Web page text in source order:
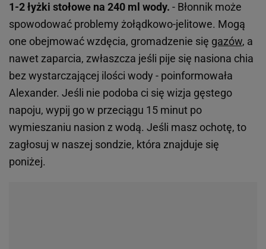
1-2 łyżki stołowe na 240 ml wody. - Błonnik może
spowodować problemy żołądkowo-jelitowe. Mogą
one obejmować wzdęcia, gromadzenie się gazów, a
nawet zaparcia, zwłaszcza jeśli pije się nasiona chia
bez wystarczającej ilości wody - poinformowała
Alexander. Jeśli nie podoba ci się wizja gęstego
napoju, wypij go w przeciągu 15 minut po
wymieszaniu nasion z wodą. Jeśli masz ochotę, to
zagłosuj w naszej sondzie, która znajduje się
poniżej.